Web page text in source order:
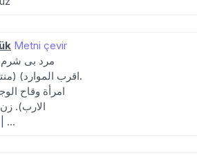
Metni çevir
[ وَ ] (ع ص) (رجل...) مرد بی
اقرب الموارد) (منتهی الارب) (ناظم الاطباء).
|| امرأة وقاح
الارب).
الاطباء) (اقرب